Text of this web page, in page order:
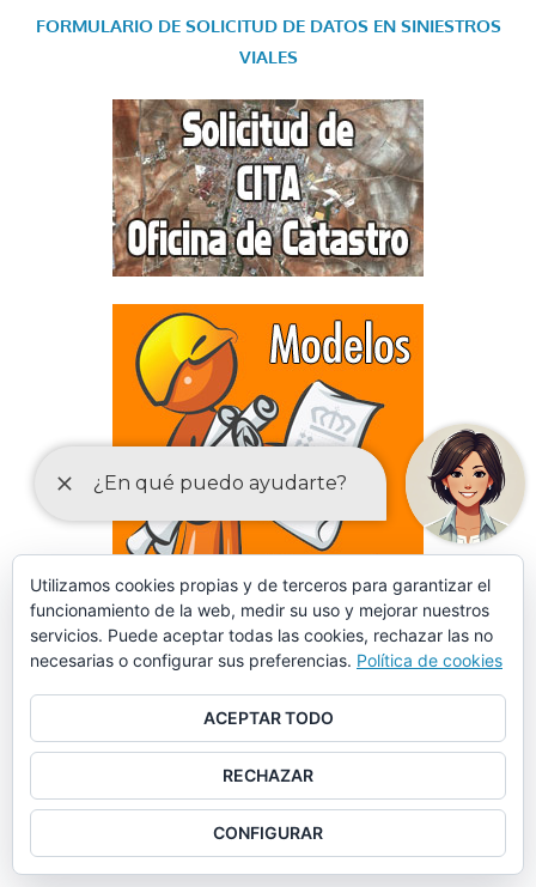
FORMULARIO DE SOLICITUD DE DATOS EN SINIESTROS
VIALES
PREVIAS PARA EL EJERCICIO DE ACTIVIDADES
Utilizamos cookies propias y de terceros para garantizar el
funcionamiento de la web, medir su uso y mejorar nuestros
servicios. Puede aceptar todas las cookies, rechazar las no
necesarias o configurar sus preferencias. Política de cookies
ACEPTAR TODO
RECHAZAR
CONFIGURAR